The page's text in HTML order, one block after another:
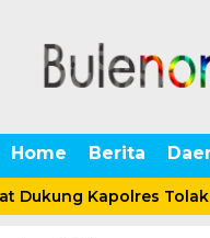
Home Berita
Dukung Kapolres